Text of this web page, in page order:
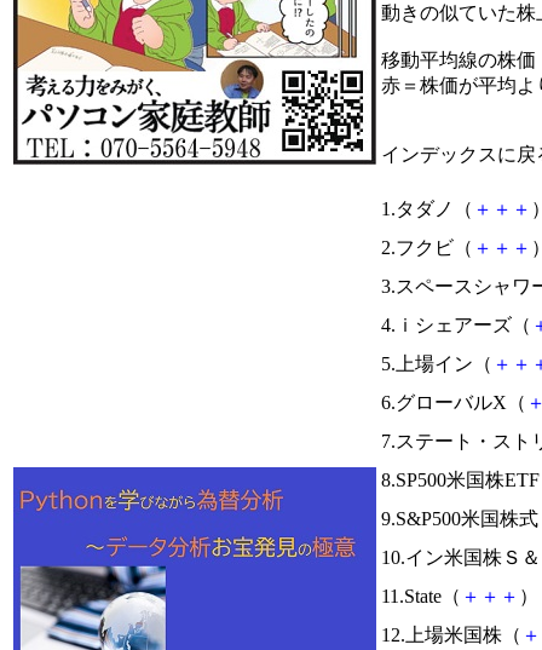
動きの似ていた
移動平均線の株価
赤＝株価が平均
インデックスに戻
1.タダノ（ ＋ ＋ ＋
2.フクビ（ ＋ ＋ ＋
3.スペースシャワ
4.ｉシェアーズ（
5.上場イン（ ＋ ＋
6.グローバルX（
7.ステート・スト
8.SP500米国株
9.S&P500米国株
10.イン米国株Ｓ
11.State（ ＋ ＋ ＋ ）
12.上場米国株（ ＋